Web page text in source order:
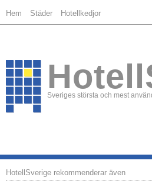
Hem Städer Hotellkedjor
Sveriges största och mest
HotellSverige rekommenderar även